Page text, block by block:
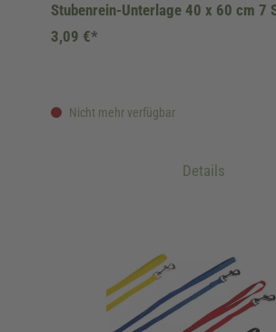
Stubenrein-Unterlage 40 x 60 cm 7
Nicht mehr verfügbar
3,09 €*
Details